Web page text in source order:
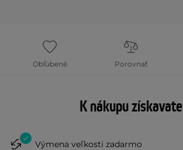
Obľúbené Porovnať
K nákupu získavate
Výmena veľkosti zadarmo